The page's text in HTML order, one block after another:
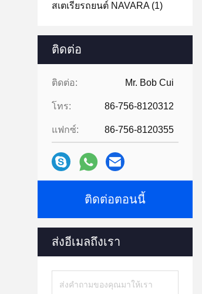
สเตเรียรถยนต์ NAVARA(1)
ติดต่อ
ติดต่อ: Mr. Bob Cui
โทร: 86-756-8120312
แฟกซ์: 86-756-8120355
ติดต่อตอนนี้
ส่งอีเมลถึงเรา